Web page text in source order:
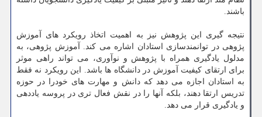
باشند.
نتیجه گیری این پژوهش نیز به اهمیت اتخاذ رویکرد های آموزش
پژوهی در توانمندسازی استادان اشاره می کند. آموزش پژوهی، به
مدلول یادگیری همراه با پژوهش و نوآوری، می تواند راهی موثر
برای ارتقای کیفیت آموزش در دانشگاه ها باشد. این رویکرد نه فقط
به استادان اجازه می دهد که دانش و مهارت های خودرا در حوزه
تدریس ارتقا دهند، بلکه آنها را در نقش فعال تری در پروسه یاددهی
و یادگیری قرار می دهد.